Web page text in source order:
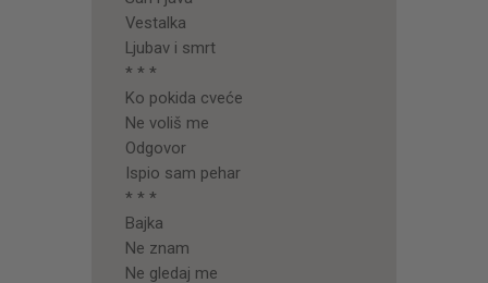
Vestalka
Ljubav i smrt
* * *
Ko pokida cveće
Ne voliš me
Odgovor
Ispio sam pehar
* * *
Bajka
Ne znam
Ne gledaj me